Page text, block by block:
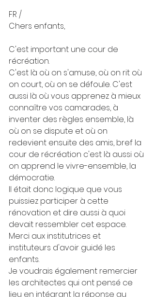
FR /
Chers enfants,
C'est important une cour de
récréation.
C'est là où on s'amuse, où on rit où
on court, où on se défoule. C'est
aussi là où vous apprenez à mieux
connaître vos camarades, à
inventer des règles ensemble, là
où on se dispute et où on
redevient ensuite des amis, bref la
cour de récréation c'est là aussi où
on apprend le vivre-ensemble, la
démocratie.
Il était donc logique que vous
puissiez participer à cette
rénovation et dire aussi à quoi
devait ressembler cet espace.
Merci aux institutrices et
instituteurs d'avoir guidé les
enfants.
Je voudrais également remercier
les architectes qui ont pensé ce
lieu en intégrant la réponse au